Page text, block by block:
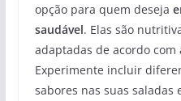
opção para quem deseja
saudável. Elas são
adaptadas de acordo
Experimente incluir
sabores nas suas